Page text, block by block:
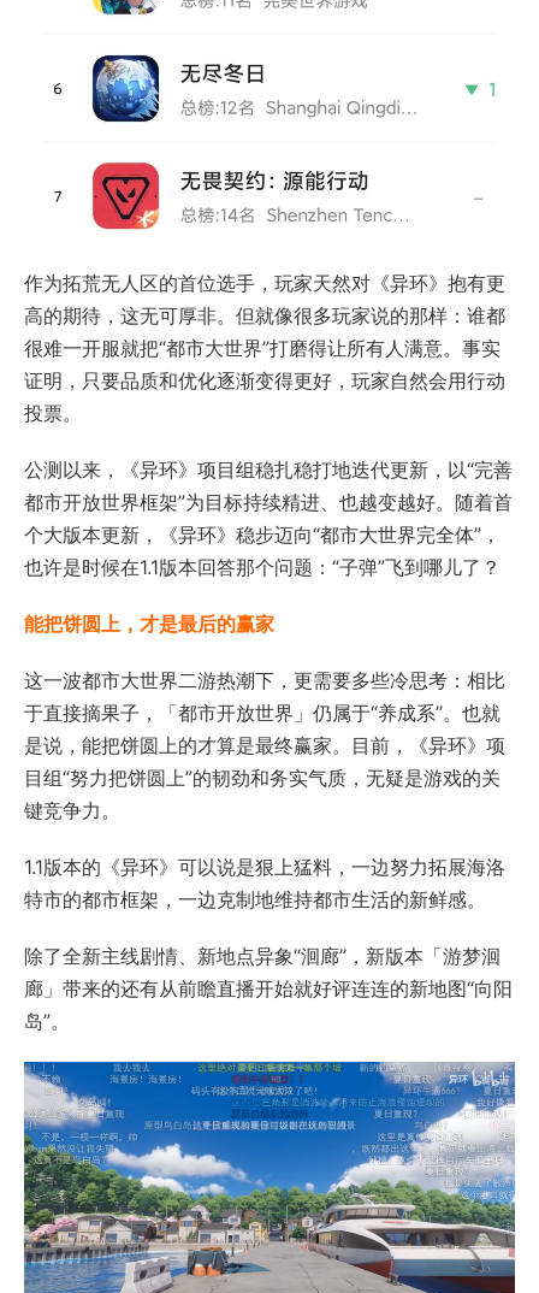
作为拓荒无人区的首位选手，玩家天然对《异环》抱有更
高的期待，这无可厚非。但就像很多玩家说的那样：谁都
很难一开服就把“都市大世界”打磨得让所有人满意。事实
证明，只要品质和优化逐渐变得更好，玩家自然会用行动
投票。
公测以来，《异环》项目组稳扎稳打地迭代更新，以“完善
都市开放世界框架”为目标持续精进、也越变越好。随着首
个大版本更新，《异环》稳步迈向“都市大世界完全体”，
也许是时候在1.1版本回答那个问题：“子弹”飞到哪儿了？
能把饼圆上，才是最后的赢家
这一波都市大世界二游热潮下，更需要多些冷思考：相比
于直接摘果子，「都市开放世界」仍属于“养成系”。也就
是说，能把饼圆上的才算是最终赢家。目前，《异环》项
目组“努力把饼圆上”的韧劲和务实气质，无疑是游戏的关
键竞争力。
1.1版本的《异环》可以说是狠上猛料，一边努力拓展海洛
特市的都市框架，一边克制地维持都市生活的新鲜感。
除了全新主线剧情、新地点异象“洄廊”，新版本「游梦洄
廊」带来的还有从前瞻直播开始就好评连连的新地图“向阳
岛”。